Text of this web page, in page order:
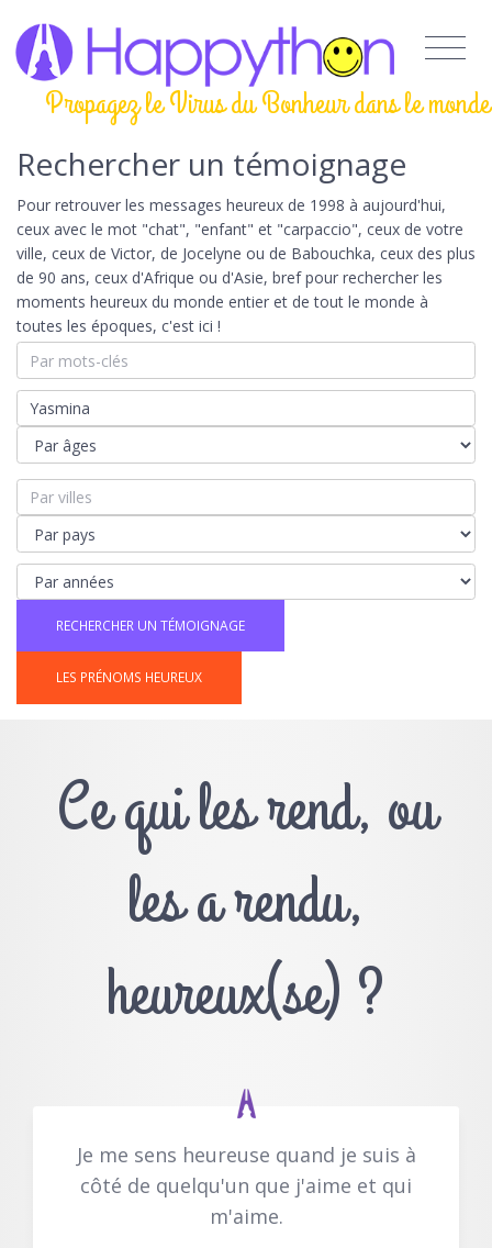
Propagez le Virus du Bonheur dans le monde
Rechercher un témoignage
Pour retrouver les messages heureux de 1998 à aujourd'hui,
ceux avec le mot "chat", "enfant" et "carpaccio", ceux de votre
ville, ceux de Victor, de Jocelyne ou de Babouchka, ceux des plus
de 90 ans, ceux d'Afrique ou d'Asie, bref pour rechercher les
moments heureux du monde entier et de tout le monde à
toutes les époques, c'est ici !
LES PRÉNOMS HEUREUX
Ce qui les rend, ou
les a rendu,
heureux(se) ?
Je me sens heureuse quand je suis à
côté de quelqu'un que j'aime et qui
m'aime.